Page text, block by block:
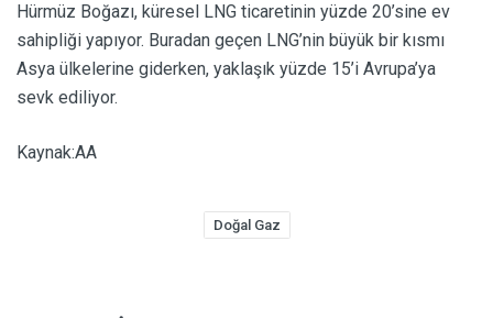
Hürmüz Boğazı, küresel LNG ticaretinin yüzde 20’sine ev
sahipliği yapıyor. Buradan geçen LNG’nin büyük bir kısmı
Asya ülkelerine giderken, yaklaşık yüzde 15’i Avrupa’ya
sevk ediliyor.
Kaynak:AA
Doğal Gaz